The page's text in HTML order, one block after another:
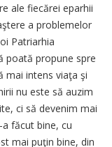
ale fiecărei eparhii
a problemelor
Patriarhia
poată propune spre
mai intens viaţa şi
nu este să auzim
ci să devenim mai
făcut bine, cu
mai puţin bine, din